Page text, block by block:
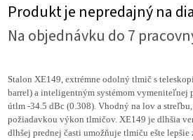
cena:
Produkt je nepredajný na
Na objednávku do 7
Stalon XE149, extrémne odolný tlmič s
barrel) a inteligentným systémom vymeniteľnej
útlm -34.5 dBc (0.308). Vhodný na lov a
požiadavkou výkon tlmičov. XE149 je dlhšia
dlhšej prednej časti umožňuje tlmiču ešte